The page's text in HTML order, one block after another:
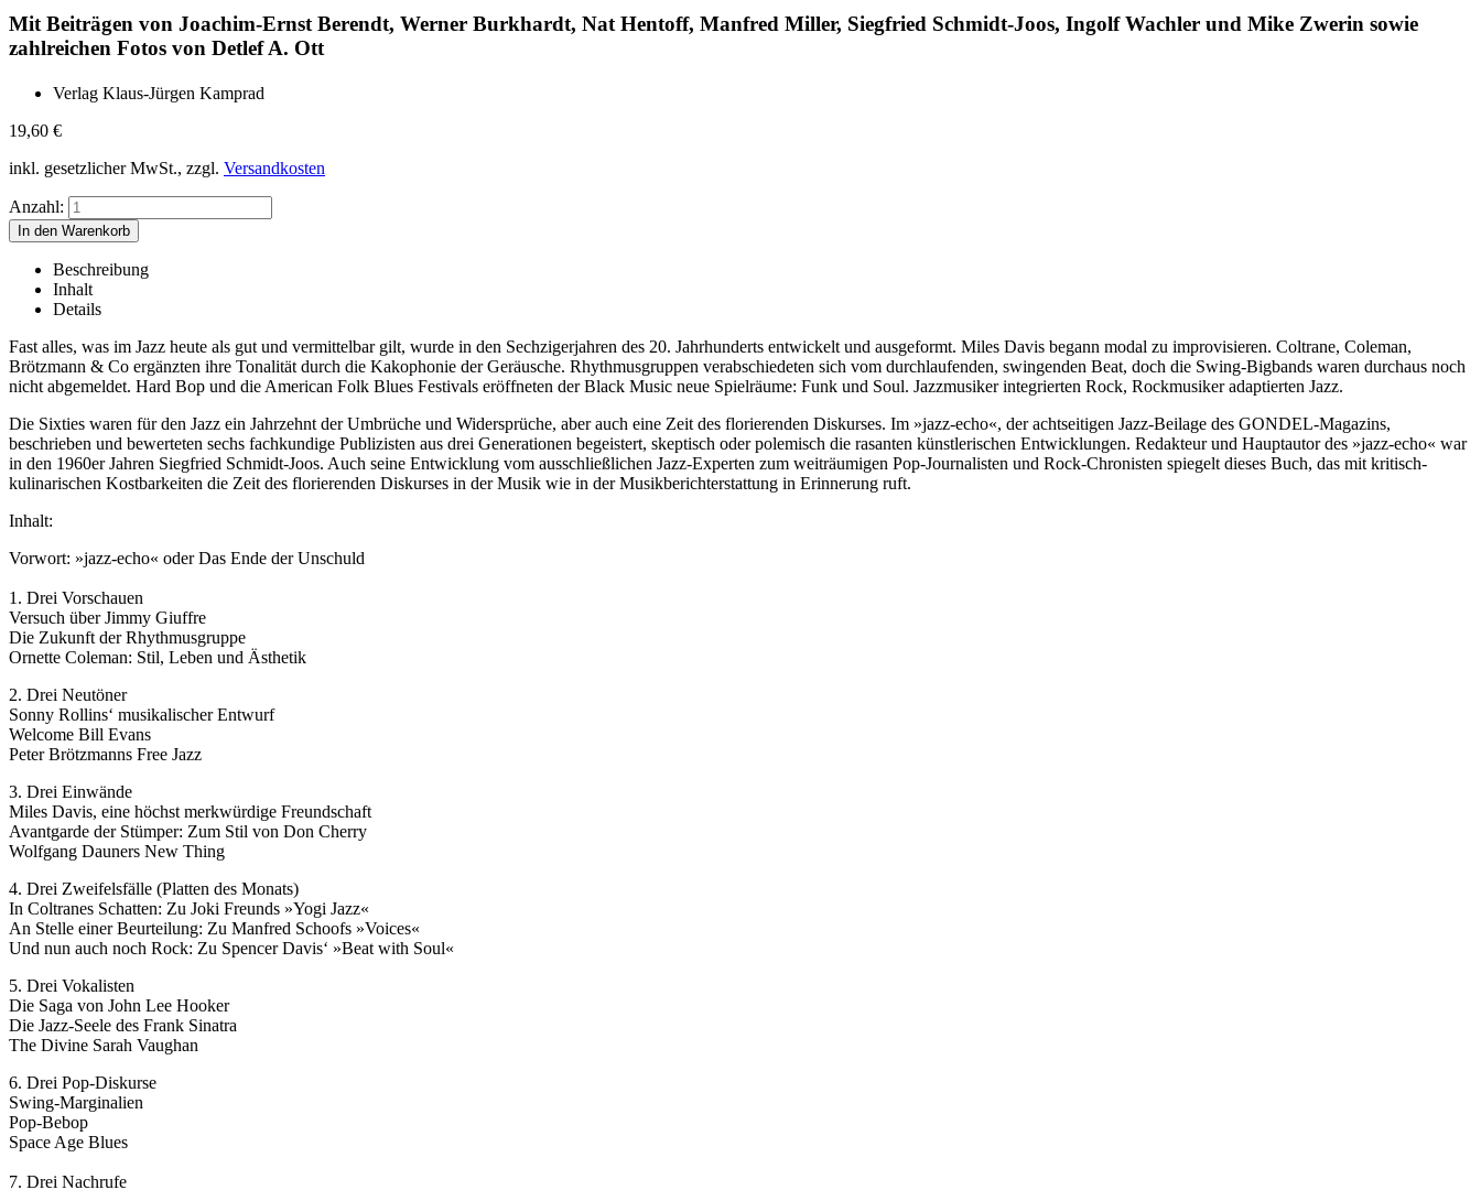
Mit Beiträgen von Joachim-Ernst Berendt, Werner Burkhardt, Nat Hentoff, Manfred Miller, Siegfried Schmidt-Joos, Ingolf Wachler und Mike Zwerin sowie
zahlreichen Fotos von Detlef A. Ott
Verlag Klaus-Jürgen Kamprad
19,60 €
inkl. gesetzlicher MwSt., zzgl. Versandkosten
Anzahl:
Beschreibung
Inhalt
Details
Fast alles, was im Jazz heute als gut und vermittelbar gilt, wurde in den Sechzigerjahren des 20. Jahrhunderts entwickelt und ausgeformt. Miles Davis begann modal zu improvisieren. Coltrane, Coleman,
Brötzmann & Co ergänzten ihre Tonalität durch die Kakophonie der Geräusche. Rhythmusgruppen verabschiedeten sich vom durchlaufenden, swingenden Beat, doch die Swing-Bigbands waren durchaus noch
nicht abgemeldet. Hard Bop und die American Folk Blues Festivals eröffneten der Black Music neue Spielräume: Funk und Soul. Jazzmusiker integrierten Rock, Rockmusiker adaptierten Jazz.
Die Sixties waren für den Jazz ein Jahrzehnt der Umbrüche und Widersprüche, aber auch eine Zeit des florierenden Diskurses. Im »jazz-echo«, der achtseitigen Jazz-Beilage des GONDEL-Magazins,
beschrieben und bewerteten sechs fachkundige Publizisten aus drei Generationen begeistert, skeptisch oder polemisch die rasanten künstlerischen Entwicklungen. Redakteur und Hauptautor des »jazz-echo« war
in den 1960er Jahren Siegfried Schmidt-Joos. Auch seine Entwicklung vom ausschließlichen Jazz-Experten zum weiträumigen Pop-Journalisten und Rock-Chronisten spiegelt dieses Buch, das mit kritisch-
kulinarischen Kostbarkeiten die Zeit des florierenden Diskurses in der Musik wie in der Musikberichterstattung in Erinnerung ruft.
Inhalt:
Vorwort: »jazz-echo« oder Das Ende der Unschuld
1. Drei Vorschauen
Versuch über Jimmy Giuffre
Die Zukunft der Rhythmusgruppe
Ornette Coleman: Stil, Leben und Ästhetik
2. Drei Neutöner
Sonny Rollins‘ musikalischer Entwurf
Welcome Bill Evans
Peter Brötzmanns Free Jazz
3. Drei Einwände
Miles Davis, eine höchst merkwürdige Freundschaft
Avantgarde der Stümper: Zum Stil von Don Cherry
Wolfgang Dauners New Thing
4. Drei Zweifelsfälle (Platten des Monats)
In Coltranes Schatten: Zu Joki Freunds »Yogi Jazz«
An Stelle einer Beurteilung: Zu Manfred Schoofs »Voices«
Und nun auch noch Rock: Zu Spencer Davis‘ »Beat with Soul«
5. Drei Vokalisten
Die Saga von John Lee Hooker
Die Jazz-Seele des Frank Sinatra
The Divine Sarah Vaughan
6. Drei Pop-Diskurse
Swing-Marginalien
Pop-Bebop
Space Age Blues
7. Drei Nachrufe